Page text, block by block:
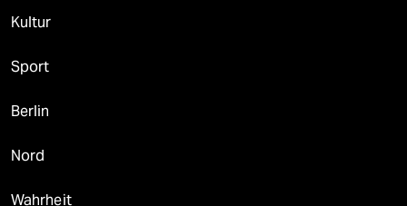
Kultur
Sport
Berlin
Nord
Wahrheit